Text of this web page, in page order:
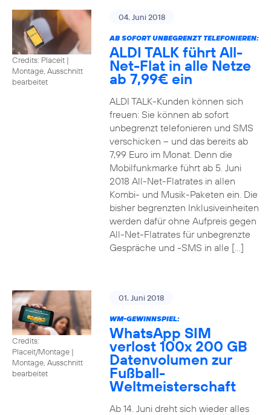
Credits: Placeit |
Montage, Ausschnitt
bearbeitet
04. Juni 2018
AB SOFORT UNBEGRENZT TELEFONIEREN:
ALDI TALK führt All-
Net-Flat in alle Netze
ab 7,99€ ein
ALDI TALK-Kunden können sich
freuen: Sie können ab sofort
unbegrenzt telefonieren und SMS
verschicken – und das bereits ab
7,99 Euro im Monat. Denn die
Mobilfunkmarke führt ab 5. Juni
2018 All-Net-Flatrates in allen
Kombi- und Musik-Paketen ein. Die
bisher begrenzten Inklusiveinheiten
werden dafür ohne Aufpreis gegen
All-Net-Flatrates für unbegrenzte
Gespräche und -SMS in alle […]
Credits:
Placeit/Montage |
Montage, Ausschnitt
bearbeitet
01. Juni 2018
WM-GEWINNSPIEL:
WhatsApp SIM
verlost 100x 200 GB
Datenvolumen zur
Fußball-
Weltmeisterschaft
Ab 14. Juni dreht sich wieder alles